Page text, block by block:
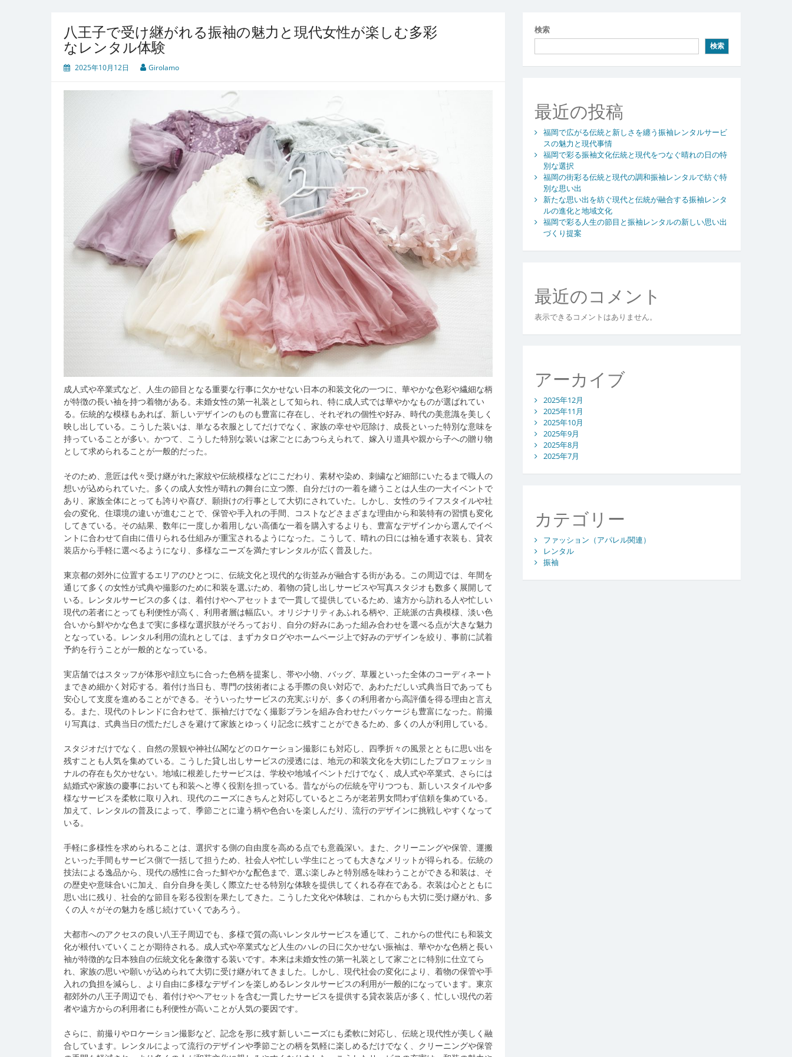
八王子で受け継がれる振袖の魅力と現代女性が楽しむ多彩
なレンタル体験
2025年10月12日 Girolamo
成人式や卒業式など、人生の節目となる重要な行事に欠かせない日本の和装文化の一つに、華やかな色彩や繊細な柄
が特徴の長い袖を持つ着物がある。 未婚女性の第一礼装として知られ、特に成人式では華やかなものが選ばれてい
る。伝統的な模様もあれば、新しいデザインのものも豊富に存在し、それぞれの個性や好み、時代の美意識を美しく
映し出している。こうした装いは、単なる衣服としてだけでなく、家族の幸せや厄除け、成長といった特別な意味を
持っていることが多い。かつて、こうした特別な装いは家ごとにあつらえられて、嫁入り道具や親から子への贈り物
として求められることが一般的だった。
そのため、意匠は代々受け継がれた家紋や伝統模様などにこだわり、素材や染め、刺繍など細部にいたるまで職人の
想いが込められていた。多くの成人女性が晴れの舞台に立つ際、自分だけの一着を纏うことは人生の一大イベントで
あり、家族全体にとっても誇りや喜び、願掛けの行事として大切にされていた。しかし、女性のライフスタイルや社
会の変化、住環境の違いが進むことで、保管や手入れの手間、コストなどさまざまな理由から和装特有の習慣も変化
してきている。その結果、数年に一度しか着用しない高価な一着を購入するよりも、豊富なデザインから選んでイベ
ントに合わせて自由に借りられる仕組みが重宝されるようになった。こうして、晴れの日には袖を通す衣装も、貸衣
装店から手軽に選べるようになり、多様なニーズを満たすレンタルが広く普及した。
東京都の郊外に位置するエリアのひとつに、伝統文化と現代的な街並みが融合する街がある。この周辺では、年間を
通じて多くの女性が式典や撮影のために和装を選ぶため、着物の貸し出しサービスや写真スタジオも数多く展開して
いる。レンタルサービスの多くは、着付けやヘアセットまで一貫して提供しているため、遠方から訪れる人や忙しい
現代の若者にとっても利便性が高く、利用者層は幅広い。オリジナリティあふれる柄や、正統派の古典模様、淡い色
合いから鮮やかな色まで実に多様な選択肢がそろっており、自分の好みにあった組み合わせを選べる点が大きな魅力
となっている。レンタル利用の流れとしては、まずカタログやホームページ上で好みのデザインを絞り、事前に試着
予約を行うことが一般的となっている。
実店舗ではスタッフが体形や顔立ちに合った色柄を提案し、帯や小物、バッグ、草履といった全体のコーディネート
まできめ細かく対応する。着付け当日も、専門の技術者による手際の良い対応で、あわただしい式典当日であっても
安心して支度を進めることができる。そういったサービスの充実ぶりが、多くの利用者から高評価を得る理由と言え
る。また、現代のトレンドに合わせて、振袖だけでなく撮影プランを組み合わせたパッケージも豊富になった。前撮
り写真は、式典当日の慌ただしさを避けて家族とゆっくり記念に残すことができるため、多くの人が利用している。
スタジオだけでなく、自然の景観や神社仏閣などのロケーション撮影にも対応し、四季折々の風景とともに思い出を
残すことも人気を集めている。こうした貸し出しサービスの浸透には、地元の和装文化を大切にしたプロフェッショ
ナルの存在も欠かせない。地域に根差したサービスは、学校や地域イベントだけでなく、成人式や卒業式、さらには
結婚式や家族の慶事においても和装へと導く役割を担っている。昔ながらの伝統を守りつつも、新しいスタイルや多
様なサービスを柔軟に取り入れ、現代のニーズにきちんと対応しているところが老若男女問わず信頼を集めている。
加えて、レンタルの普及によって、季節ごとに違う柄や色合いを楽しんだり、流行のデザインに挑戦しやすくなって
いる。
手軽に多様性を求められることは、選択する側の自由度を高める点でも意義深い。また、クリーニングや保管、運搬
といった手間もサービス側で一括して担うため、社会人や忙しい学生にとっても大きなメリットが得られる。伝統の
技法による逸品から、現代の感性に合った鮮やかな配色まで、選ぶ楽しみと特別感を味わうことができる和装は、そ
の歴史や意味合いに加え、自分自身を美しく際立たせる特別な体験を提供してくれる存在である。衣装は心とともに
思い出に残り、社会的な節目を彩る役割を果たしてきた。こうした文化や体験は、これからも大切に受け継がれ、多
くの人々がその魅力を感じ続けていくであろう。
大都市へのアクセスの良い八王子周辺でも、多様で質の高いレンタルサービスを通じて、これからの世代にも和装文
化が根付いていくことが期待される。成人式や卒業式など人生のハレの日に欠かせない振袖は、華やかな色柄と長い
袖が特徴的な日本独自の伝統文化を象徴する装いです。本来は未婚女性の第一礼装として家ごとに特別に仕立てら
れ、家族の思いや願いが込められて大切に受け継がれてきました。しかし、現代社会の変化により、着物の保管や手
入れの負担を減らし、より自由に多様なデザインを楽しめるレンタルサービスの利用が一般的になっています。東京
都郊外の八王子周辺でも、着付けやヘアセットを含む一貫したサービスを提供する貸衣装店が多く、忙しい現代の若
者や遠方からの利用者にも利便性が高いことが人気の要因です。
さらに、前撮りやロケーション撮影など、記念を形に残す新しいニーズにも柔軟に対応し、伝統と現代性が美しく融
合しています。レンタルによって流行のデザインや季節ごとの柄を気軽に楽しめるだけでなく、クリーニングや保管
検索
検索
最近の投稿
福岡で広がる伝統と新しさを纏う振袖レンタルサービ
スの魅力と現代事情
福岡で彩る振袖文化伝統と現代をつなぐ晴れの日の特
別な選択
福岡の街彩る伝統と現代の調和振袖レンタルで紡ぐ特
別な思い出
新たな思い出を紡ぐ現代と伝統が融合する振袖レンタ
ルの進化と地域文化
福岡で彩る人生の節目と振袖レンタルの新しい思い出
づくり提案
最近のコメント
表示できるコメントはありません。
アーカイブ
2025年12月
2025年11月
2025年10月
2025年9月
2025年8月
2025年7月
カテゴリー
ファッション（アパレル関連）
レンタル
振袖